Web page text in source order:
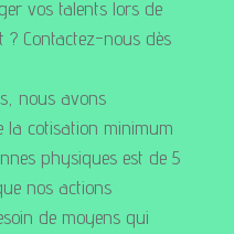
vos talents lors de
? Contactez-nous dès
nous avons
la cotisation minimum
physiques est de 5
nos actions
de moyens qui